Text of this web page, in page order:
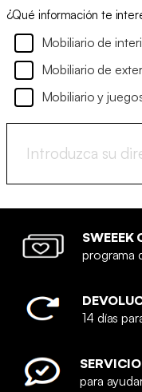
¿Qué información te
Mobiliario de
Mobiliario de
Mobiliario y
SWEEEK
programa
14 días
para